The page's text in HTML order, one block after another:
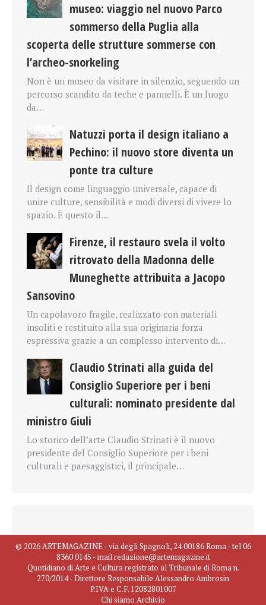
museo: viaggio nel nuovo Parco
sommerso della Puglia alla
scoperta delle strutture sommerse con
l’archeo-snorkeling
Non è un museo da visitare in silenzio, seguendo un
percorso scandito da teche e pannelli. È un luogo
da…
Natuzzi porta il design italiano a
Pechino: il nuovo store diventa un
ponte tra culture
Il design come linguaggio universale, capace di
unire culture, sensibilità e modi diversi di vivere lo
spazio. È questo il…
Firenze, il restauro svela il volto
ritrovato della Madonna delle
Muneghette attribuita a Jacopo
Sansovino
Un capolavoro fragile, realizzato con materiali
insoliti e restituito alla sua originaria forza
espressiva grazie a un complesso intervento di…
Claudio Strinati alla guida del
Consiglio Superiore per i beni
culturali: nominato presidente dal
ministro Giuli
Lo storico dell’arte Claudio Strinati è il nuovo
presidente del Consiglio Superiore per i beni
culturali e paesaggistici, il principale…
© 2026 ARTEMAGAZINE - via degli Spagnoli, 24 00186 Roma - tel 06
8360 0145 - mail redazione@artemagazine.it
Quotidiano di Arte e Cultura registrato al Tribunale di Roma n.
270/2014 - Direttore Responsabile Alessandro Ambrosin
P.IVA e C.F. 12082801007
Chi siamo Archivio